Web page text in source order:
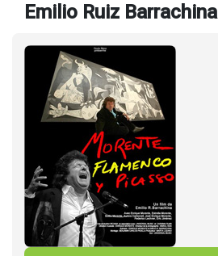
Emilio Ruiz Barrachina